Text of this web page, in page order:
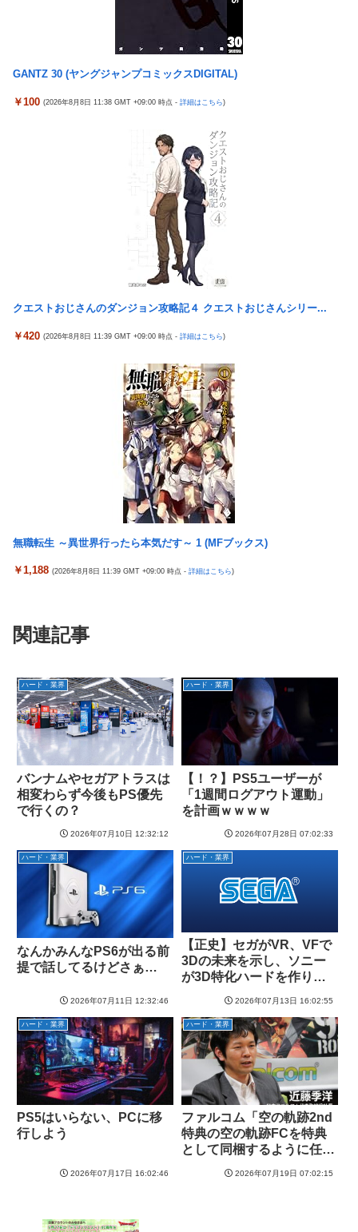
【画像】セクシー女優・涼森れむ、パンティ脱ぎかけのナマ乳が
【医師解説】飲酒後の「締めのラーメン欲」の原因は？ 脳の錯覚
と真実
国生さゆり、『おニャン子クラブ』時代のライバル関係語る サ
堀大輔「にこにこ」筋トレ中 コメント「寝たほうが良い」堀大
輔「！！」筋トレ器具を破壊
『ソニーが嫌い』←まあわかる『ソニー信者が嫌い』←まあわか
る『任天堂信者が嫌い』←まあわかる
彼女を身体と顔で選んだ結果...
【艦これ】競泳水着いんのかよ
GANTZ 30 (ヤングジャンプコミックスDIGITAL)
￥100 (2026年8月8日 11:38 GMT +09:00 時点 - 詳細はこちら)
クエストおじさんのダンジョン攻略記４ クエストおじさんシリー...
￥420 (2026年8月8日 11:39 GMT +09:00 時点 - 詳細はこちら)
無職転生 ～異世界行ったら本気だす～ 1 (MFブックス)
￥1,188 (2026年8月8日 11:39 GMT +09:00 時点 - 詳細はこちら)
関連記事
ハード・業界
バンナムやセガアトラスは
相変わらず今後もPS優先
で行くの？
2026年07月10日 12:32:12
ハード・業界
【！？】PS5ユーザーが
「1週間ログアウト運動」
を計画ｗｗｗｗ
2026年07月28日 07:02:33
ハード・業界
なんかみんなPS6が出る前
提で話してるけどさぁ…
2026年07月11日 12:32:46
ハード・業界
【正史】セガがVR、VFで
3Dの未来を示し、ソニー
が3D特化ハードを作り、
2026年07月13日 16:02:55
ハード・業界
PS5はいらない、PCに移
行しよう
2026年07月17日 16:02:46
ハード・業界
ファルコム「空の軌跡2nd
特典の空の軌跡FCを特典
として同梱するように任天
2026年07月19日 07:02:15